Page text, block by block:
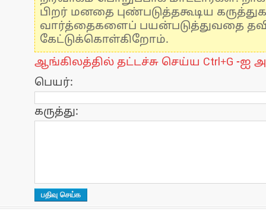
பிறர் மனதை புண்படுத்தகூடிய
வார்த்தைகளைப் பயன்படுத்துவதை
கேட்டுக்கொள்கிறோம்.
ஆங்கிலத்தில் தட்டச்சு செய்ய Ctrl+G -ஐ
பெயர்:
கருத்து: